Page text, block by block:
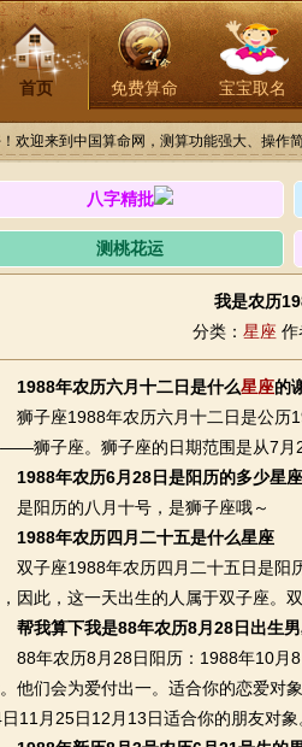
首页 免费算命 宝宝取名
欢迎来到中国算命网，测算功能强大、操作
八字精批
测桃花运
我是农历
分类： 星座 作
1988年农历六月十二日是什么星座的
子座1988年农历六月十二日是公历
狮子座。狮子座的日期范围是从7月
1988年农历6月28日是阳历的多少星
阳历的八月十号，是狮子座哦～
1988年农历四月二十五是什么星座
子座1988年农历四月二十五日是阳历
因此，这一天出生的人属于双子座。
帮我算下我是88年农历8月28日出生
年农历8月28日阳历：1988年10月8
他们会为爱付出一。适合你的恋爱对
11月25日12月13日适合你的朋友对象